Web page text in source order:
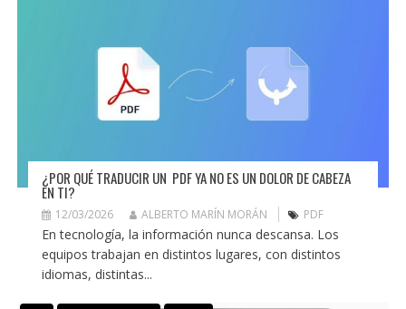
¿POR QUÉ TRADUCIR UN PDF YA NO ES UN DOLOR DE CABEZA
EN TI?
12/03/2026 ALBERTO MARÍN MORÁN PDF
En tecnología, la información nunca descansa. Los
equipos trabajan en distintos lugares, con distintos
idiomas, distintas...